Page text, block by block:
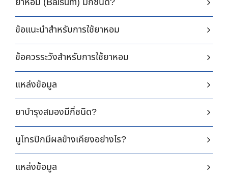
ข้อแนะนำสำหรับการใช้ยาหอม
ข้อควรระวังสำหรับการใช้ยาหอม
แหล่งข้อมูล
ยาบำรุงสมองมีกี่ชนิด?
นูโทรปิกมีผลข้างเคียงอย่างไร?
แหล่งข้อมูล